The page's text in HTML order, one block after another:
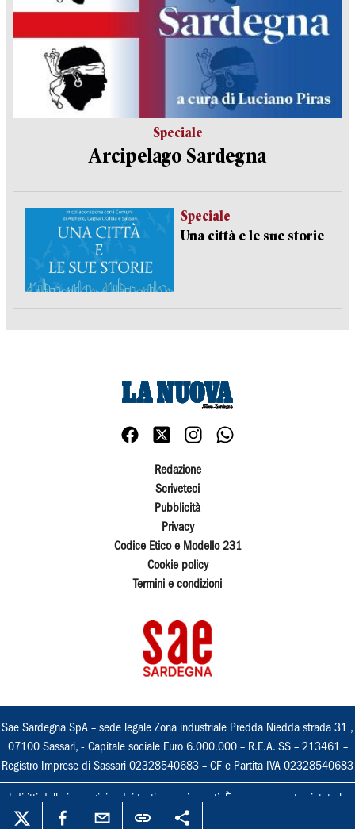
Speciale
Arcipelago Sardegna
Speciale
Una città e le sue storie
Redazione
Scriveteci
Pubblicità
Privacy
Codice Etico e Modello 231
Cookie policy
Termini e condizioni
Sae Sardegna SpA – sede legale Zona industriale Predda Niedda strada 31 ,
07100 Sassari, - Capitale sociale Euro 6.000.000 – R.E.A. SS – 213461 –
Registro Imprese di Sassari 02328540683 – CF e Partita IVA 02328540683
I diritti delle immagini e dei testi sono riservati. È espressamente vietata la
loro riproduzione con qualsiasi mezzo e l'adattamento totale o parziale.